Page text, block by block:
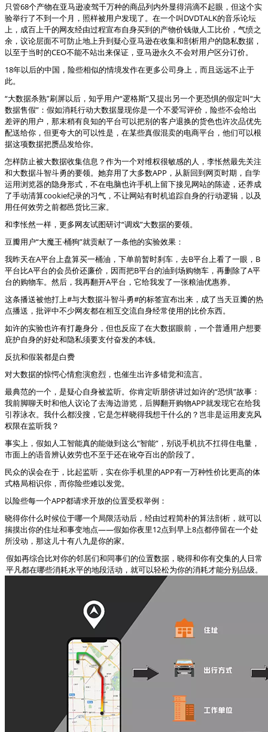
只管68个产物在亚马逊凌驾千万种的商品列内外显得涓滴不起眼，但这个实
验举行了不到一个月，照样被用户发现了。在一个叫DVDTALK的音乐论坛
上，成百上千的网友经由过程宣布自身买到的产物价钱做人工比价，气愤之
余，议论层面不可防止地上升到疑心亚马逊在收集和剖析用户的隐私数据，
以至于当时的CEO不能不站出来保证，亚马逊永久不会对用户区分订价。
18年以后的中国，险些相似的情境发作在更多公司身上，而且远远不止于
此。
“大数据杀熟”刷屏以后，知乎用户“逻格斯”又提出另一个更恐惧的假定叫“大
数据售假”：假如消耗行动大数据显现你是一个不爱写评价，险些不会给出
差评的用户，那末稍有良知的平台可以把别的客户退换的货色也许次品优先
配送给你，但更夸大的可以性是，在某些真假混卖的电商平台，他们可以根
据这项数据把赝品发给你。
怎样防止被大数据收集信息？作为一个对维权很敏感的人，李怅然最先关注
和大数据斗智斗勇的要领。她弃用了大多数APP，从新回到网页时期，自学
运用浏览器的隐身形式，不在电脑也许手机上留下接见网站的陈迹，还养成
了手动清算cookie纪录的习气，不让网站有时机追踪自身的行动逻辑，以及
用任何效劳之前都邑货比三家。
和李怅然一样，更多网友试图研讨“调戏”大数据的要领。
豆瓣用户“大魔王·桶狗”就贡献了一条他的实验效果：
我昨天在A平台上盘算买一桶油，下单前暂时刹车，去B平台上看了一眼，B
平台比A平台的会员价还廉价，因而把B平台的油到场购物车，再删除了A平
台的购物车。然后，我再翻开A平台，它给我发了一张粮油优惠券。
这条播送被他打上#与大数据斗智斗勇#的标签宣布出来，成了当天豆瓣的热
点播送，批评中不少网友都在相互交流自身经常使用的比价东西。
如许的实验也许有打趣身分，但也反应了在大数据眼前，一个普通用户想要
庇护自身的好处和隐私须要支付奋发的本钱。
反抗和假装都是白费
对大数据的惊愕心情愈演愈烈，也催生出许多错觉和流言。
最典范的一个，是疑心自身被监听。你肯定听朋侪讲过如许的“恐惧”故事：
我前脚聊天时和他人议论了去海边游览，后脚翻开购物APP就发现它在给我
引荐泳衣。我什么都没搜，它是怎样晓得我想干什么的？岂非是运用麦克风
权限在监听我？
事实上，假如人工智能真的能做到这么“智能”，别说手机抗不扛得住电量，
市面上的语音辨认效劳也不至于还在讹夺百出的阶段了。
民众的误会在于，比起监听，实在你手机里的APP有一万种性价比更高的体
式格局相识你，而你险些难以发觉。
以险些每一个APP都请求开放的位置受权举例：
晓得你什么时候位于哪一个局限活动后，经由过程简朴的算法剖析，就可以
揣摸出你的住址和事变地点——假如你夜里12点到早上8点都停留在一个处
所没动，那这儿十有八九是你的家。
假如再综合比对你的邻居们和同事们的位置数据，晓得和你有交集的人日常
平凡都在哪些消耗水平的地段活动，就可以轻松为你的消耗才能分别品级。